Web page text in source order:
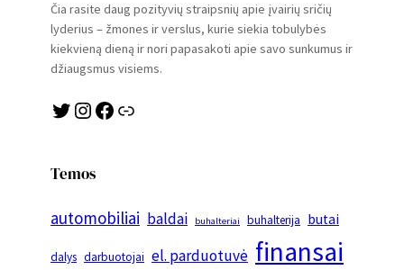
Čia rasite daug pozityvių straipsnių apie įvairių sričių
lyderius – žmones ir verslus, kurie siekia tobulybės
kiekvieną dieną ir nori papasakoti apie savo sunkumus ir
džiaugsmus visiems.
Twitter Instagram Facebook Link
Temos
automobiliai baldai buhalteriai buhalterija butai
dalys darbuotojai el. parduotuvė finansai